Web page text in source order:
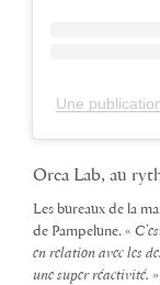
Une
Orca Lab, au
Les bureaux de la
de Pampelune. «
en relation avec les
une super réactivité. »